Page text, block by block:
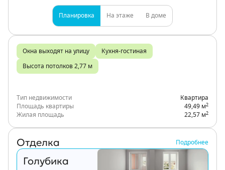
Планировка На этаже В доме
Окна выходят на улицу Кухня-гостиная
Высота потолков 2,77 м
Тип недвижимости
Квартира
Площадь квартиры
49,49 м2
Жилая площадь 22,57 м2
Отделка Подробнее
Голубика